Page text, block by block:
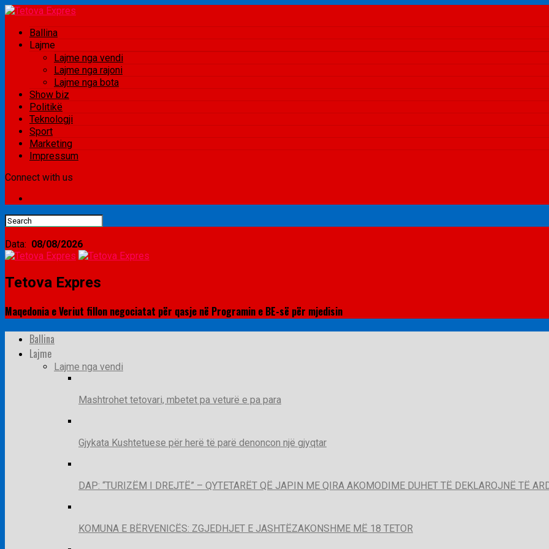
Ballina
Lajme
Lajme nga vendi
Lajme nga rajoni
Lajme nga bota
Show biz
Politikë
Teknologji
Sport
Marketing
Impressum
Connect with us
Data: 08/08/2026
Tetova Expres
Maqedonia e Veriut fillon negociatat për qasje në Programin e BE-së për mjedisin
Ballina
Lajme
Lajme nga vendi
Mashtrohet tetovari, mbetet pa veturë e pa para
Gjykata Kushtetuese për herë të parë denoncon një gjyqtar
DAP: “TURIZËM I DREJTË” – QYTETARËT QË JAPIN ME QIRA AKOMODIME DUHET TË DEKLAROJNË TË
KOMUNA E BËRVENICËS: ZGJEDHJET E JASHTËZAKONSHME MË 18 TETOR